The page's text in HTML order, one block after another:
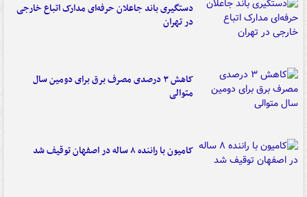
دستگیری باند جاعلان حرفه‌ای مدارک اتباع خارجی
در تهران
کاهش ۳ درصدی مصرف برق برای دومین سال
متوالی
کامیون با راننده ۸ ساله در اصفهان توقیف شد